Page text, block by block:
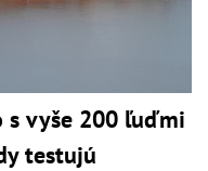
s vyše 200 ľuďmi
testujú